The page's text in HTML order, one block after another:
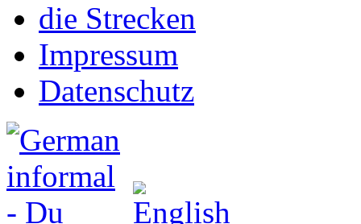
die Strecken
Impressum
Datenschutz